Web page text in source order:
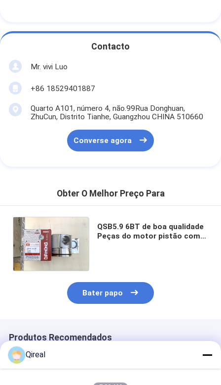
Contacto
Mr. vivi Luo
+86 18529401887
Quarto A101, número 4, não.99Rua Donghuan,
ZhuCun, Distrito Tianhe, Guangzhou CHINA 510660
Converse agora
Obter O Melhor Preço Para
QSB5.9 6BT de boa qualidade
Peças do motor pistão com
Bater papo
Produtos Recomendados
Qireal